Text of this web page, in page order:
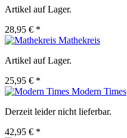
Artikel auf Lager.
28,95 € *
Mathekreis
Artikel auf Lager.
25,95 € *
Modern Times
Derzeit leider nicht lieferbar.
42,95 € *